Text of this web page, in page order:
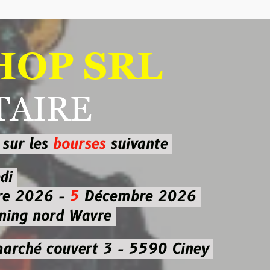
SRL
suivante
5Décembre 2026
Wavre
3 - 5590 Ciney